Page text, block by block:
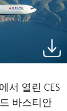
서 열린 CES
바스티안